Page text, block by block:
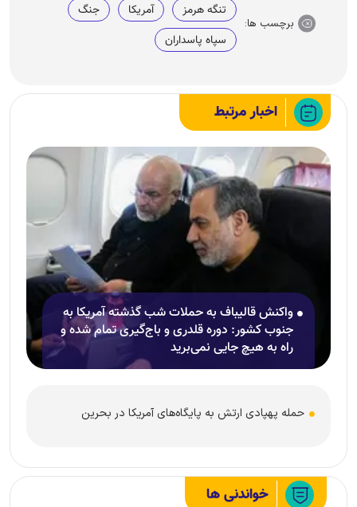
برچسب ها:
تنگه هرمز آمریکا
جنگ
سپاه پاسداران
اخبار مرتبط
واکنش قالیباف به حملات شب گذشته آمریکا به
جنوب کشور: دوره قلدری و باج‌گیری تمام شده و
راه به هیچ جایی نمی‌برید
حمله پهپادی ارتش به پایگاه‌های آمریکا در بحرین
خواندنی ها